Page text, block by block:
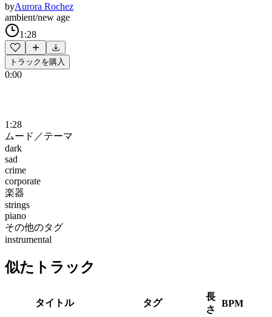
byAurora Rochez
ambient/new age
1:28
トラックを購入
0:00
1:28
ムード／テーマ
dark
sad
crime
corporate
楽器
strings
piano
その他のタグ
instrumental
似たトラック
タイトル タグ
長
さ
BPM